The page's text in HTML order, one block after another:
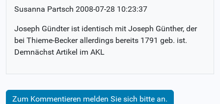
Susanna Partsch 2008-07-28 10:23:37
Joseph Gündter ist identisch mit Joseph Günther, der
bei Thieme-Becker allerdings bereits 1791 geb. ist.
Demnächst Artikel im AKL
Zum Kommentieren melden Sie sich bitte an.